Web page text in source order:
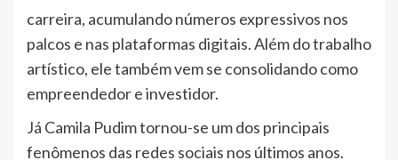
carreira, acumulando números expressivos nos
palcos e nas plataformas digitais. Além do trabalho
artístico, ele também vem se consolidando como
empreendedor e investidor.
Já Camila Pudim tornou-se um dos principais
fenômenos das redes sociais nos últimos anos.